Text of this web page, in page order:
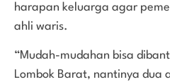
harapan keluarga agar
ahli waris.
“Mudah-mudahan bisa
Lombok Barat, nantinya dua